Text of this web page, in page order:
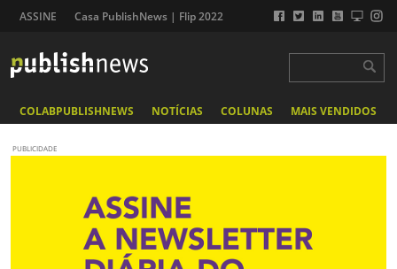
ASSINE Casa PublishNews | Flip 2022
COLABPUBLISHNEWS NOTÍCIAS COLUNAS MAIS VENDIDOS
PUBLICIDADE